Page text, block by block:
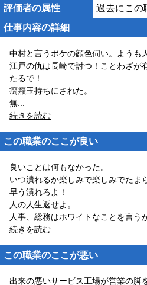
評価者の属性
過去にこの
仕事内容の詳細
中村と言うボケの顔色伺い。ようも
江戸の仇は長崎で討つ！ことわざが
たるで！
癇癪玉持ちにされた。
無...
続きを読む
この職業のここが良い
良いことは何もなかった。
いつ潰れるか楽しみで楽しみでたま
早う潰れろよ！
人の人生返せよ。
人事、総務はホワイトなことを言う
続きを読む
この職業のここが悪い
出来の悪いサービス工場が営業の脚